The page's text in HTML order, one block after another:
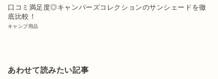
口コミ満足度◎キャンパーズコレクションのサンシェードを徹
底比較！
キャンプ用品
あわせて読みたい記事